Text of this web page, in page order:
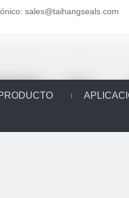
sales@taihangseals.com